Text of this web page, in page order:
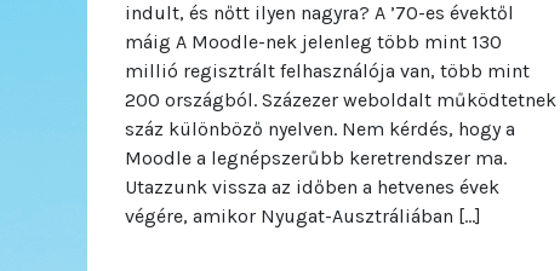
indult, és nőtt ilyen nagyra? A ’70-es évektől
máig A Moodle-nek jelenleg több mint 130
millió regisztrált felhasználója van, több mint
200 országból. Százezer weboldalt működtetnek
száz különböző nyelven. Nem kérdés, hogy a
Moodle a legnépszerűbb keretrendszer ma.
Utazzunk vissza az időben a hetvenes évek
végére, amikor Nyugat-Ausztráliában […]